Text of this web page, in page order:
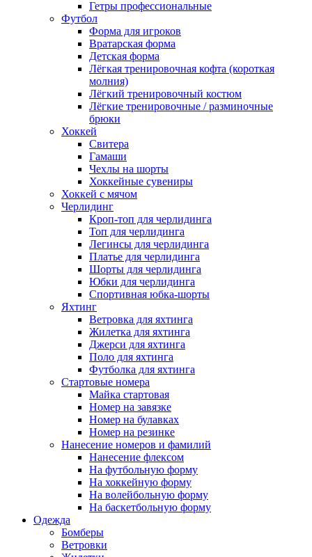
Гетры профессиональные
Футбол
Форма для игроков
Вратарская форма
Детская форма
Лёгкая тренировочная кофта (короткая
молния)
Лёгкий тренировочный костюм
Лёгкие тренировочные / разминочные
брюки
Хоккей
Свитера
Гамаши
Чехлы на шорты
Хоккейные сувениры
Хоккей с мячом
Черлидинг
Кроп-топ для черлидинга
Топ для черлидинга
Легинсы для черлидинга
Платье для черлидинга
Шорты для черлидинга
Юбки для черлидинга
Спортивная юбка-шорты
Яхтинг
Ветровка для яхтинга
Жилетка для яхтинга
Джерси для яхтинга
Поло для яхтинга
Футболка для яхтинга
Стартовые номера
Майка стартовая
Номер на завязке
Номер на булавках
Номер на резинке
Нанесение номеров и фамилий
Нанесение флексом
На футбольную форму
На хоккейную форму
На волейбольную форму
На баскетбольную форму
Одежда
Бомберы
Ветровки